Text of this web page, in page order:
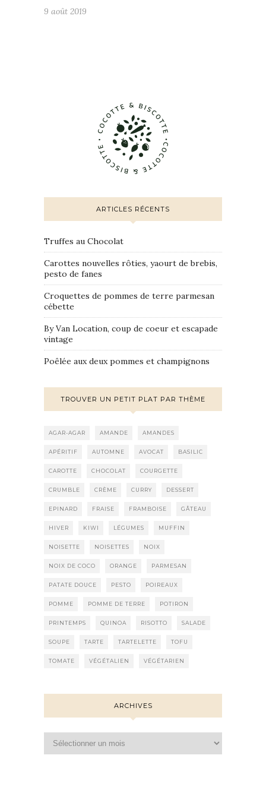
9 août 2019
ARTICLES RÉCENTS
Truffes au Chocolat
Carottes nouvelles rôties, yaourt de brebis,
pesto de fanes
Croquettes de pommes de terre parmesan
cébette
By Van Location, coup de coeur et escapade
vintage
Poêlée aux deux pommes et champignons
TROUVER UN PETIT PLAT PAR THÈME
AGAR-AGAR AMANDE AMANDES
APÉRITIF AUTOMNE AVOCAT BASILIC
CAROTTE CHOCOLAT COURGETTE
CRUMBLE CRÈME CURRY DESSERT
EPINARD FRAISE FRAMBOISE GÂTEAU
HIVER KIWI LÉGUMES MUFFIN
NOISETTE NOISETTES NOIX
NOIX DE COCO ORANGE PARMESAN
PATATE DOUCE PESTO POIREAUX
POMME POMME DE TERRE POTIRON
PRINTEMPS QUINOA RISOTTO SALADE
SOUPE TARTE TARTELETTE TOFU
TOMATE VÉGÉTALIEN VÉGÉTARIEN
ARCHIVES